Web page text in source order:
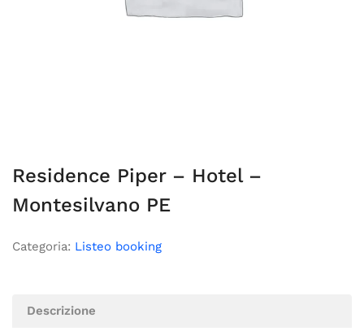
Residence Piper – Hotel –
Montesilvano PE
Categoria: Listeo booking
Descrizione